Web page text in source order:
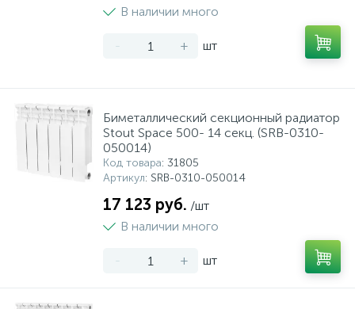
В наличии много
- + шт
Биметаллический секционный радиатор
Stout Space 500- 14 секц. (SRB-0310-
050014)
Код товара: 31805
Артикул: SRB-0310-050014
17 123 руб. /шт
В наличии много
- + шт